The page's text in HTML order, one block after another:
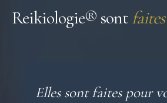
Reikiologie® sont
Elles sont faites pour